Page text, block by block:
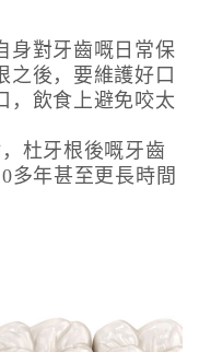
身對牙齒嘅日常保
之後，要維護好口
，飲食上避免咬太
杜牙根後嘅牙齒
多年甚至更長時間